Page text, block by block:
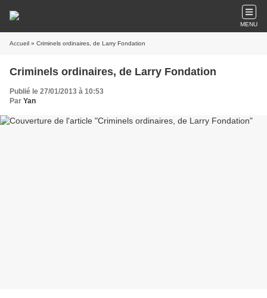
MENU
Accueil » Criminels ordinaires, de Larry Fondation
Criminels ordinaires, de Larry Fondation
Publié le 27/01/2013 à 10:53
Par Yan